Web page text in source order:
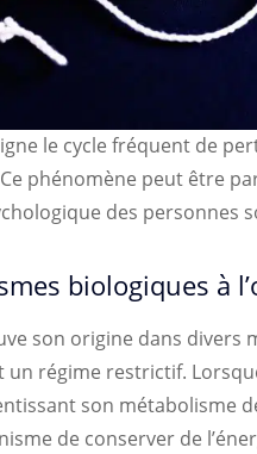
le cycle fréquent de
phénomène peut être
des personnes
biologiques à
son origine dans
un régime restrictif.
son métabolisme
de conserver de